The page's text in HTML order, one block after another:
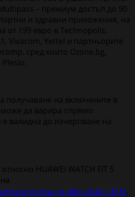
– премиум достъп до 90
и здравни приложения, на
от 199 евро в Technopolis,
Vivacom, Yettel и партньорите
сред които Ozone.bg,
получаване на включените в
да варира спрямо
валидна до изчерпване на
HUAWEI WATCH FIT 5
bg/wearables/watch-fit5/.